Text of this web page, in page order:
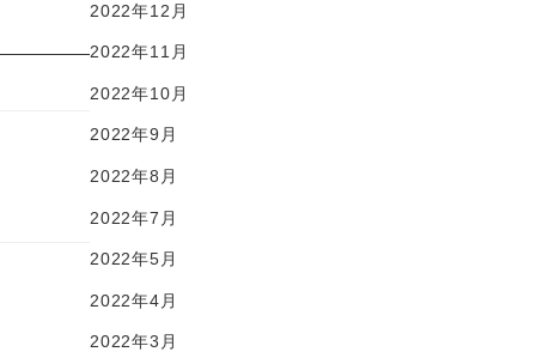
2022年12月
2022年11月
2022年10月
2022年9月
2022年8月
2022年7月
2022年5月
2022年4月
2022年3月